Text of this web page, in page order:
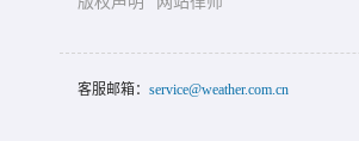
客服邮箱： service@weather.com.cn